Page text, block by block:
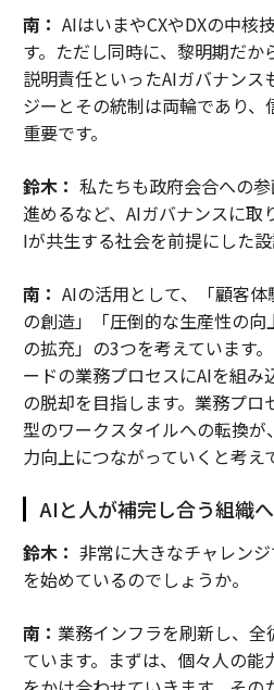
南： AIはいまやCXやDXの中核
す。ただし同時に、黎明期だか
説明責任といったAIガバナンス
ジーとその統制は両輪であり
重要です。
鈴木： 私たちも政府会合への
進めるなど、AIガバナンスに取
Iが共生する社会を前提にした設
南： AIの活用として、「顧客
の創造」「圧倒的な生産性の
の拡充」の3つを考えています
ードの業務プロセスにAIを組み
の脱却を目指します。業務プ
型のワークスタイルへの転換
力向上につながっていくと考え
AIと人が補完し合う組織へ
鈴木： 非常に大きなチャレン
を始めているのでしょうか。
南： 業務インフラを刷新し、全
ています。まずは、個々人の能